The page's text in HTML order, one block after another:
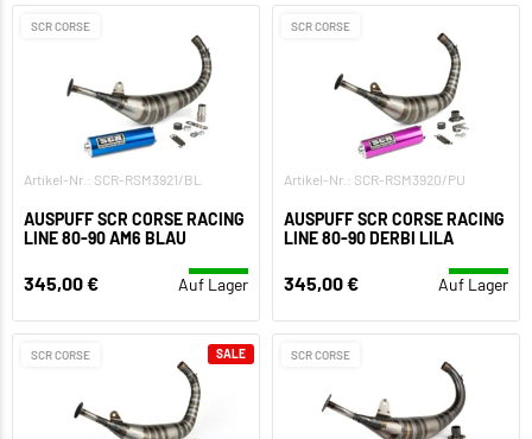
SCR CORSE
Artikel-Nr.: SCR-RSM3921/BL
AUSPUFF SCR CORSE RACING
LINE 80-90 AM6 BLAU
345,00 € Auf Lager
SCR CORSE
Artikel-Nr.: SCR-RSM3920/PU
AUSPUFF SCR CORSE RACING
LINE 80-90 DERBI LILA
345,00 € Auf Lager
SCR CORSE SALE SCR CORSE